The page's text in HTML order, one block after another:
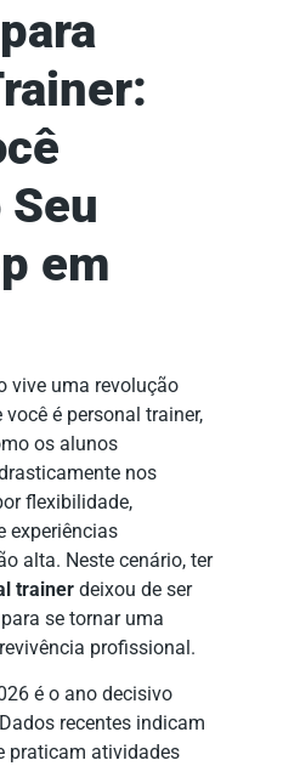
em
vive uma revolução
é personal trainer,
os alunos
nos
flexibilidade,
experiências
alta. Neste cenário, ter
trainer deixou de ser
se tornar uma
profissional.
é o ano decisivo
recentes indicam
praticam atividades